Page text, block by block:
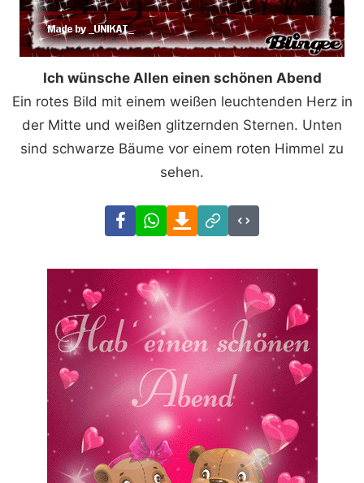
Ich wünsche Allen einen schönen Abend
Ein rotes Bild mit einem weißen leuchtenden Herz in
der Mitte und weißen glitzernden Sternen. Unten
sind schwarze Bäume vor einem roten Himmel zu
sehen.
FacebookWhatsAppDownload
Link
Code